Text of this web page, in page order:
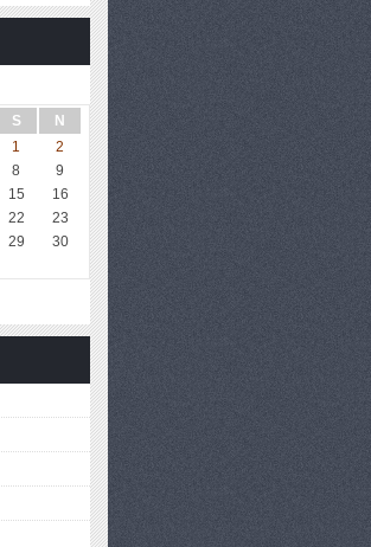
S
N
1
2
8
9
15
16
22
23
29
30